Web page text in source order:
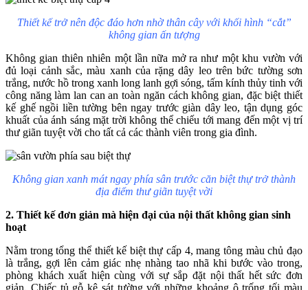
Thiết kế trở nên độc đáo hơn nhờ thân cây với khối hình “cắt”
không gian ấn tượng
Không gian thiên nhiên một lần nữa mở ra như một khu vườn với
đủ loại cảnh sắc, màu xanh của rặng dây leo trên bức tường sơn
trắng, nước hồ trong xanh long lanh gợi sóng, tấm kính thủy tinh với
công năng làm lan can an toàn ngăn cách không gian, đặc biệt thiết
kế ghế ngồi liền tường bên ngay trước giàn dây leo, tận dụng góc
khuất của ánh sáng mặt trời không thể chiếu tới mang đến một vị trí
thư giãn tuyệt vời cho tất cả các thành viên trong gia đình.
Không gian xanh mát ngay phía sân trước căn biệt thự trở thành
địa điểm thư giãn tuyệt vời
2. Thiết kế đơn giản mà hiện đại của nội thất không gian sinh
hoạt
Nằm trong tổng thể thiết kế biệt thự cấp 4, mang tông màu chủ đạo
là trắng, gợi lên cảm giác nhẹ nhàng tao nhã khi bước vào trong,
phòng khách xuất hiện cùng với sự sắp đặt nội thất hết sức đơn